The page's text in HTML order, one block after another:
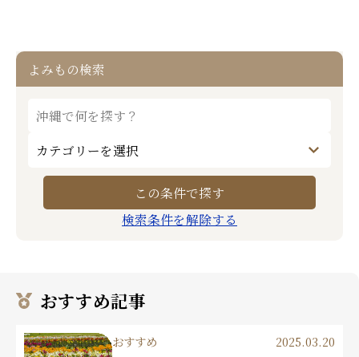
よみもの検索
検索条件を解除する
おすすめ記事
おすすめ 2025.03.20